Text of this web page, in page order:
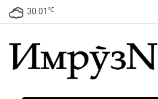
30.01 ℃